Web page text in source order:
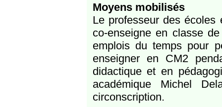
Moyens mobilisés
Le professeur des écoles
co-enseigne en classe
emplois du temps pour
enseigner en CM2
didactique et en
académique Michel
circonscription.